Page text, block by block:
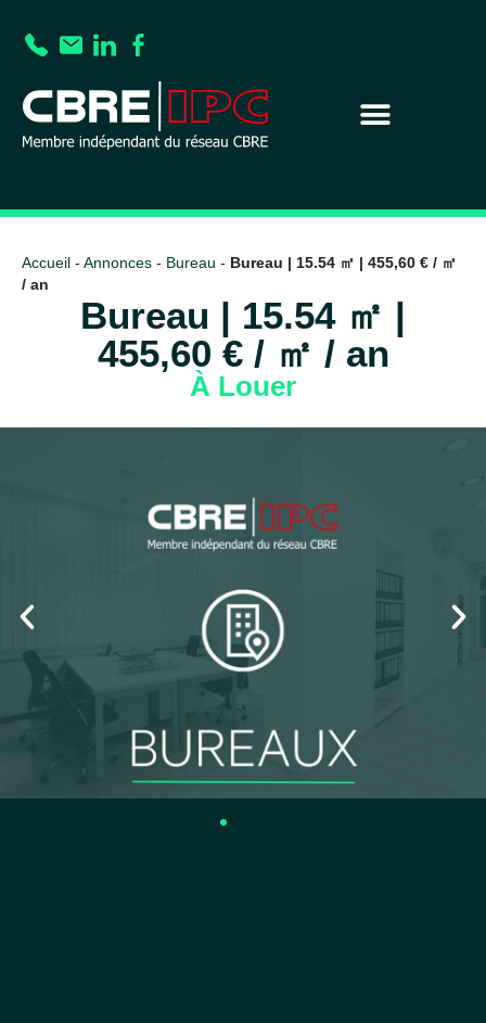
Accueil - Annonces - Bureau - Bureau | 15.54 ㎡ | 455,60 € / ㎡
/ an
Bureau | 15.54 ㎡ |
455,60 € / ㎡ / an
À Louer